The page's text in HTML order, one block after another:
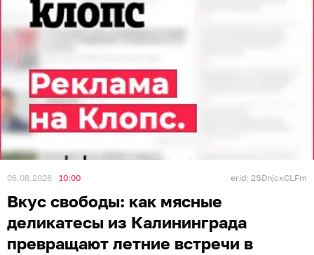
06.08.2026 10:00 erid: 2SDnjcxCLFm
Вкус свободы: как мясные
деликатесы из Калининграда
превращают летние встречи в